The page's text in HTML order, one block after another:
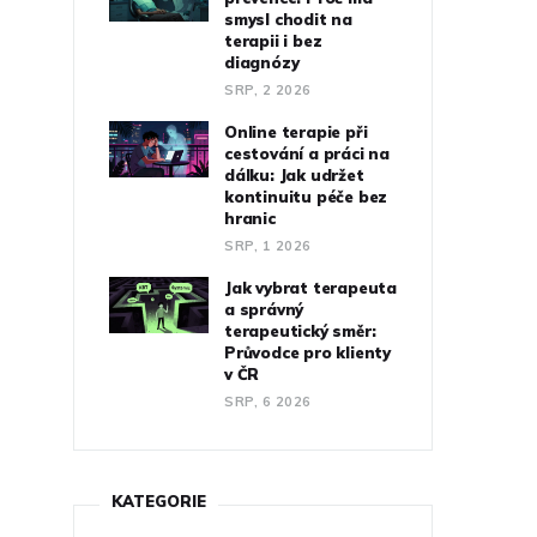
smysl chodit na
terapii i bez
diagnózy
SRP, 2 2026
Online terapie při
cestování a práci na
dálku: Jak udržet
kontinuitu péče bez
hranic
SRP, 1 2026
Jak vybrat terapeuta
a správný
terapeutický směr:
Průvodce pro klienty
v ČR
SRP, 6 2026
KATEGORIE